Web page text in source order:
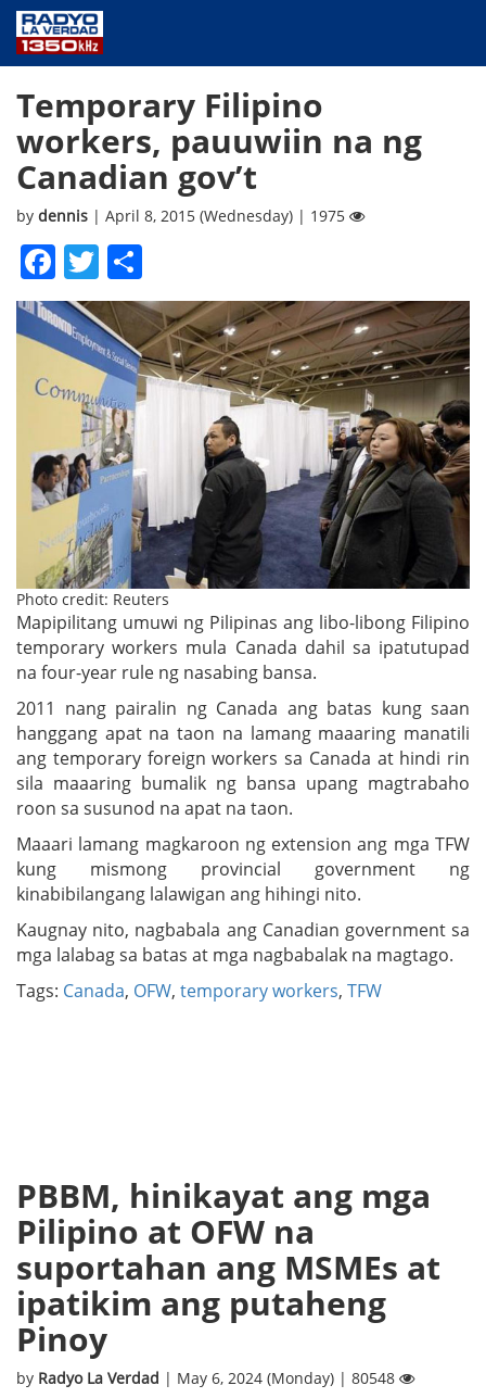
PUBLIC SERVICE
ANNOUNCEMENTS
PROGRAMS
ABOUT
Temporary Filipino
workers, pauuwiin na ng
Canadian gov’t
by dennis | April 8, 2015 (Wednesday) | 1975
Facebook
Twitter
Photo credit: Reuters
Mapipilitang umuwi ng Pilipinas ang libo-libong Filipino
temporary workers mula Canada dahil sa ipatutupad
na four-year rule ng nasabing bansa.
2011 nang pairalin ng Canada ang batas kung saan
hanggang apat na taon na lamang maaaring manatili
ang temporary foreign workers sa Canada at hindi rin
sila maaaring bumalik ng bansa upang magtrabaho
roon sa susunod na apat na taon.
Maaari lamang magkaroon ng extension ang mga TFW
kung mismong provincial government ng
kinabibilangang lalawigan ang hihingi nito.
Kaugnay nito, nagbabala ang Canadian government sa
mga lalabag sa batas at mga nagbabalak na magtago.
Tags: Canada, OFW, temporary workers, TFW
PBBM, hinikayat ang mga
Pilipino at OFW na
suportahan ang MSMEs at
ipatikim ang putaheng
Pinoy
by Radyo La Verdad | May 6, 2024 (Monday) | 80548